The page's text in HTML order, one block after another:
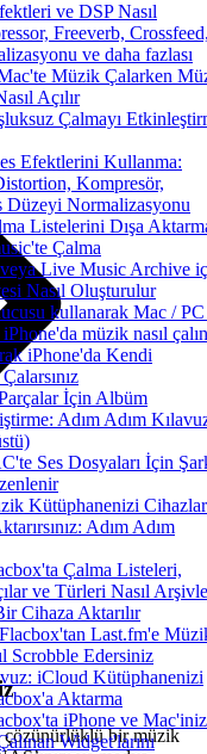
ve DSP Nasıl
Freeverb,
ve daha fazlası
Müzik Çalarken
Açılır
Çalmayı
Efektlerini Kullanma:
Kompresör,
Düzeyi Normalizasyonu
Listelerini Dışa
Çalma
Live Music Archive
Nasıl Oluşturulur
kullanarak Mac /
müzik nasıl
iPhone'da Kendi
İçin Albüm
Adım Adım
Ses Dosyaları İçin
Kütüphanenizi Cihazlar
Adım Adım
Çalma Listeleri,
ve Türleri Nasıl
Cihaza Aktarılır
Last.fm'e
Scrobble Edersiniz
iCloud Kütüphanenizi
Aktarma
iPhone ve
Widget'larını
çözünürlüklü bir müzik